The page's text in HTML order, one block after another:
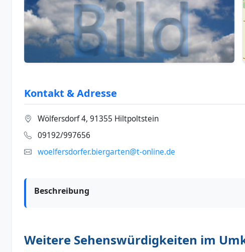
Kontakt & Adresse
Wölfersdorf 4, 91355 Hiltpoltstein
09192/997656
woelfersdorfer.biergarten@t-online.de
Beschreibung
Weitere Sehenswürdigkeiten im